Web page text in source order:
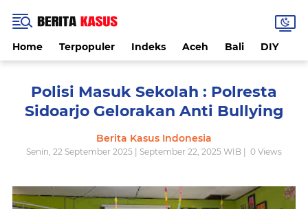
Home Terpopuler Indeks Aceh Bali DIY
Polisi Masuk Sekolah : Polresta
Sidoarjo Gelorakan Anti Bullying
Berita Kasus Indonesia
Senin, 22 September 2025 | September 22, 2025 WIB | 0 Views